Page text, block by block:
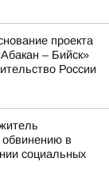
проекта
– Бийск»
России
обвинению в
социальных